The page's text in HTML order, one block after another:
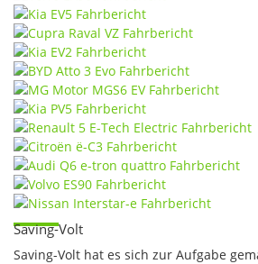
Saving-Volt
Saving-Volt hat es sich zur Aufgabe